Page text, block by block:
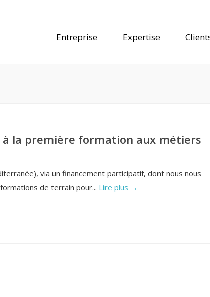
Entreprise Expertise
la première formation aux métiers
via un financement participatif, dont nous nous
de terrain pour... Lire plus →